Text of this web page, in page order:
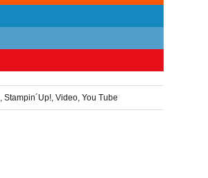
, Stampin´Up!, Video, You Tube